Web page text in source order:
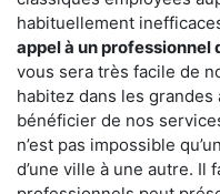
habituellement
appel à un
vous sera très facile de
habitez dans les
bénéficier de nos
n’est pas impossible
d’une ville à une autre. Il